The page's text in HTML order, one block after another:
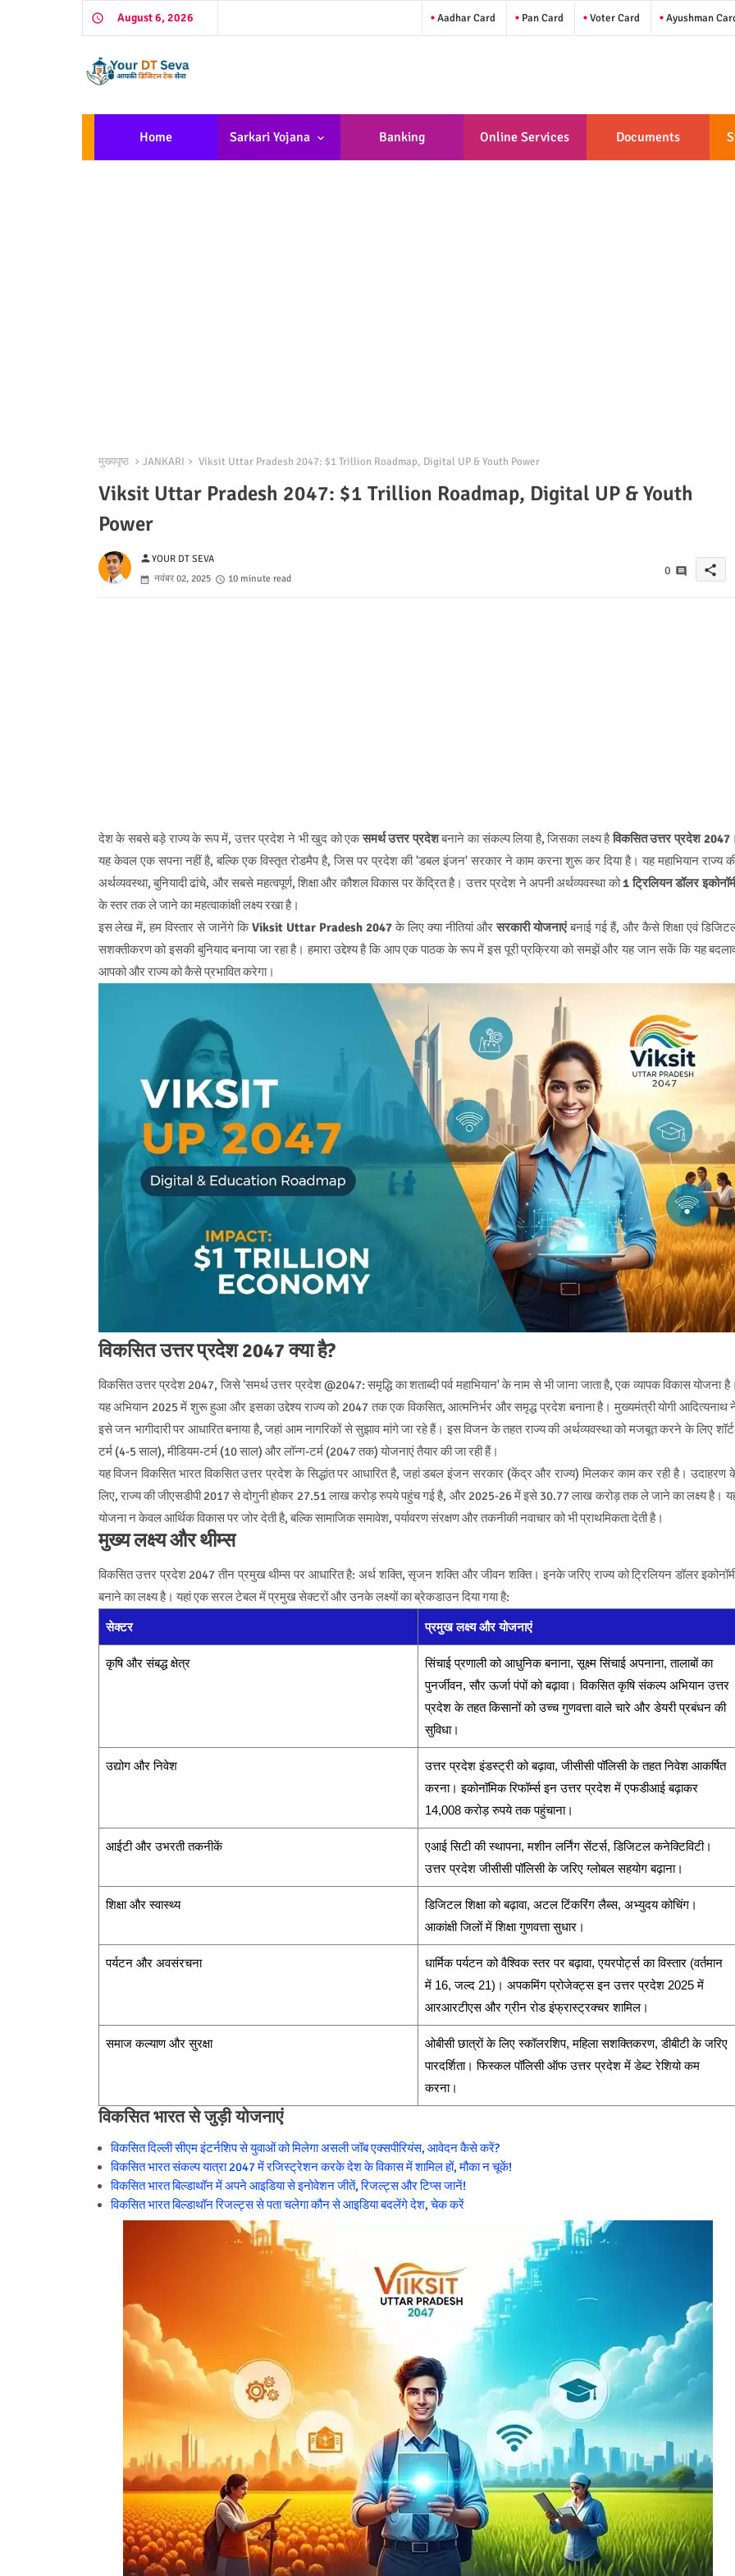
August 6, 2026 Aadhar Card Pan Card Voter Card Ayushman
Home Sarkari Yojana Banking Online Services Documents
मुख्यपृष्ठ JANKARI Viksit Uttar Pradesh 2047: $1 Trillion Roadmap, Digital UP & Youth Power
Viksit Uttar Pradesh 2047: $1 Trillion Roadmap, Digital UP & Youth
Power
personYOUR DT SEVA
नवंबर 02, 2025
10 minute read
0 share
देश के सबसे बड़े राज्य के रूप में, उत्तर प्रदेश ने भी खुद को एकसमर्थ उत्तर प्रदेशबनाने का संकल्प लिया है, जिसका लक्ष्य हैविकसित उत्तर प्रदेश 2047।
यह केवल एक सपना नहीं है, बल्कि एक विस्तृत रोडमैप है, जिस पर प्रदेश की 'डबल इंजन' सरकार ने काम करना शुरू कर दिया है। यह महाभियान राज्य
अर्थव्यवस्था, बुनियादी ढांचे, और सबसे महत्वपूर्ण, शिक्षा और कौशल विकास पर केंद्रित है। उत्तर प्रदेश ने अपनी अर्थव्यवस्था को1 ट्रिलियन डॉलर
के स्तर तक ले जाने का महत्वाकांक्षी लक्ष्य रखा है।
इस लेख में, हम विस्तार से जानेंगे किViksit Uttar Pradesh 2047के लिए क्या नीतियां औरसरकारी योजनाएंबनाई गई हैं, और कैसे शिक्षा एवं
सशक्तीकरण को इसकी बुनियाद बनाया जा रहा है। हमारा उद्देश्य है कि आप एक पाठक के रूप में इस पूरी प्रक्रिया को समझें और यह जान सकें कि यह
आपको और राज्य को कैसे प्रभावित करेगा।
विकसित उत्तर प्रदेश 2047 क्या है?
विकसित उत्तर प्रदेश 2047, जिसे 'समर्थ उत्तर प्रदेश @2047: समृद्धि का शताब्दी पर्व महाभियान' के नाम से भी जाना जाता है, एक व्यापक विकास योजना है।
यह अभियान 2025 में शुरू हुआ और इसका उद्देश्य राज्य को 2047 तक एक विकसित, आत्मनिर्भर और समृद्ध प्रदेश बनाना है। मुख्यमंत्री योगी आदित्यनाथ
इसे जन भागीदारी पर आधारित बनाया है, जहां आम नागरिकों से सुझाव मांगे जा रहे हैं। इस विजन के तहत राज्य की अर्थव्यवस्था को मजबूत करने के लिए
टर्म (4-5 साल), मीडियम-टर्म (10 साल) और लॉन्ग-टर्म (2047 तक) योजनाएं तैयार की जा रही हैं।
यह विजन विकसित भारत विकसित उत्तर प्रदेश के सिद्धांत पर आधारित है, जहां डबल इंजन सरकार (केंद्र और राज्य) मिलकर काम कर रही है। उदाहरण
लिए, राज्य की जीएसडीपी 2017 से दोगुनी होकर 27.51 लाख करोड़ रुपये पहुंच गई है, और 2025-26 में इसे 30.77 लाख करोड़ तक ले जाने का लक्ष्य है।
योजना न केवल आर्थिक विकास पर जोर देती है, बल्कि सामाजिक समावेश, पर्यावरण संरक्षण और तकनीकी नवाचार को भी प्राथमिकता देती है।
मुख्य लक्ष्य और थीम्स
विकसित उत्तर प्रदेश 2047 तीन प्रमुख थीम्स पर आधारित है: अर्थ शक्ति, सृजन शक्ति और जीवन शक्ति। इनके जरिए राज्य को ट्रिलियन डॉलर
बनाने का लक्ष्य है। यहां एक सरल टेबल में प्रमुख सेक्टरों और उनके लक्ष्यों का ब्रेकडाउन दिया गया है:
सेक्टर प्रमुख लक्ष्य और योजनाएं
कृषि और संबद्ध क्षेत्र
सिंचाई प्रणाली को आधुनिक बनाना, सूक्ष्म सिंचाई अपनाना, तालाबों का
पुनर्जीवन, सौर ऊर्जा पंपों को बढ़ावा। विकसित कृषि संकल्प अभियान उत्तर
प्रदेश के तहत किसानों को उच्च गुणवत्ता वाले चारे और डेयरी प्रबंधन की
सुविधा।
उद्योग और निवेश
उत्तर प्रदेश इंडस्ट्री को बढ़ावा, जीसीसी पॉलिसी के तहत निवेश आकर्षित
करना। इकोनॉमिक रिफॉर्म्स इन उत्तर प्रदेश में एफडीआई बढ़ाकर
14,008 करोड़ रुपये तक पहुंचाना।
आईटी और उभरती तकनीकें
एआई सिटी की स्थापना, मशीन लर्निंग सेंटर्स, डिजिटल कनेक्टिविटी।
उत्तर प्रदेश जीसीसी पॉलिसी के जरिए ग्लोबल सहयोग बढ़ाना।
शिक्षा और स्वास्थ्य
डिजिटल शिक्षा को बढ़ावा, अटल टिंकरिंग लैब्स, अभ्युदय कोचिंग।
आकांक्षी जिलों में शिक्षा गुणवत्ता सुधार।
पर्यटन और अवसंरचना
धार्मिक पर्यटन को वैश्विक स्तर पर बढ़ावा, एयरपोर्ट्स का विस्तार (वर्तमान
में 16, जल्द 21)। अपकमिंग प्रोजेक्ट्स इन उत्तर प्रदेश 2025 में
आरआरटीएस और ग्रीन रोड इंफ्रास्ट्रक्चर शामिल।
समाज कल्याण और सुरक्षा
ओबीसी छात्रों के लिए स्कॉलरशिप, महिला सशक्तिकरण, डीबीटी के जरिए
पारदर्शिता। फिस्कल पॉलिसी ऑफ उत्तर प्रदेश में डेब्ट रेशियो कम
करना।
विकसित भारत से जुड़ी योजनाएं
विकसित दिल्ली सीएम इंटर्नशिप से युवाओं को मिलेगा असली जॉब एक्सपीरियंस, आवेदन कैसे करें?
विकसित भारत संकल्प यात्रा 2047 में रजिस्ट्रेशन करके देश के विकास में शामिल हों, मौका न चूकें!
विकसित भारत बिल्डाथॉन में अपने आइडिया से इनोवेशन जीतें, रिजल्ट्स और टिप्स जानें!
विकसित भारत बिल्डाथॉन रिजल्ट्स से पता चलेगा कौन से आइडिया बदलेंगे देश, चेक करें